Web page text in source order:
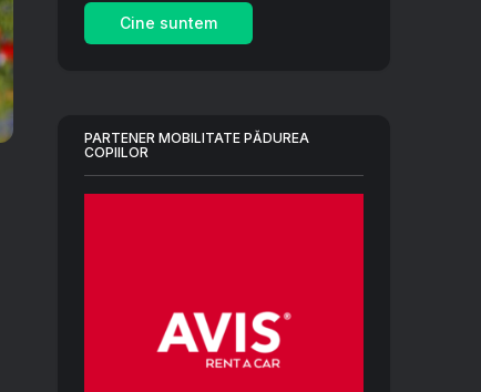
Cine suntem
PARTENER MOBILITATE PĂDUREA
COPIILOR